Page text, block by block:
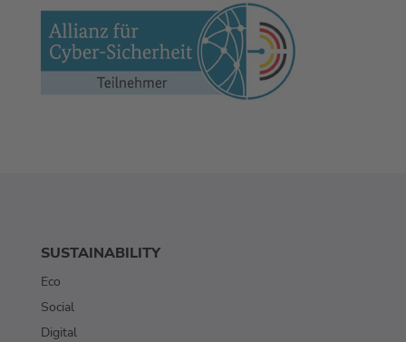
SUSTAINABILITY
Eco
Social
Digital